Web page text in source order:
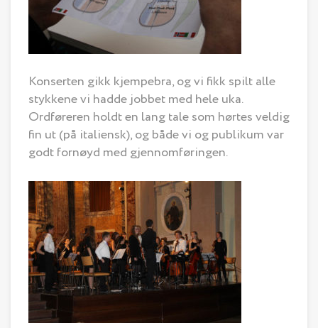
Konserten gikk kjempebra, og vi fikk spilt alle
stykkene vi hadde jobbet med hele uka.
Ordføreren holdt en lang tale som hørtes veldig
fin ut (på italiensk), og både vi og publikum var
godt fornøyd med gjennomføringen.